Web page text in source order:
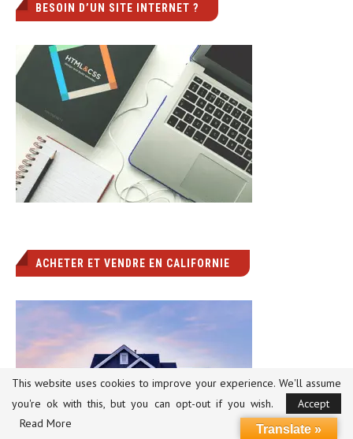
BESOIN D’UN SITE INTERNET ?
ACHETER ET VENDRE EN CALIFORNIE
This website uses cookies to improve your experience. We'll assume
you're ok with this, but you can opt-out if you wish.
Accept
Read More
Translate »